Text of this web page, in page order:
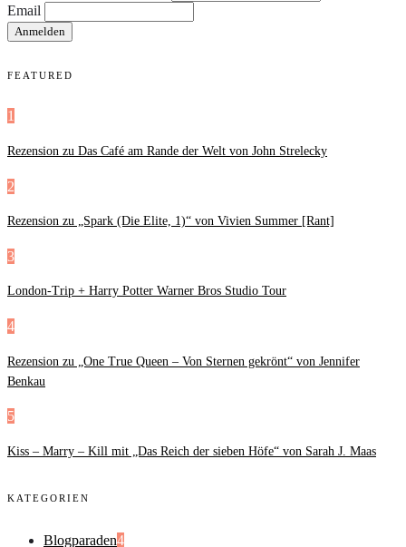
Email
FEATURED
1
Rezension zu Das Café am Rande der Welt von John Strelecky
2
Rezension zu „Spark (Die Elite, 1)“ von Vivien Summer [Rant]
3
London-Trip + Harry Potter Warner Bros Studio Tour
4
Rezension zu „One True Queen – Von Sternen gekrönt“ von Jennifer
Benkau
5
Kiss – Marry – Kill mit „Das Reich der sieben Höfe“ von Sarah J. Maas
KATEGORIEN
Blogparaden4